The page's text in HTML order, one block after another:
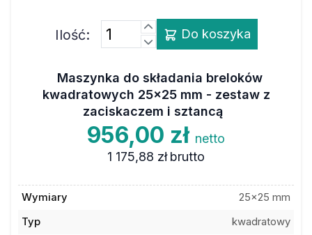
Ilość: Do koszyka
Maszynka do składania breloków
kwadratowych 25x25 mm - zestaw z
zaciskaczem i sztancą
956,00 zł netto
1 175,88 zł brutto
Wymiary
25x25 mm
Typ
kwadratowy